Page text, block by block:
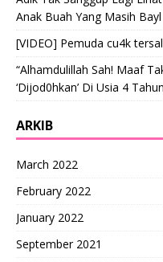
Anak Buah Yang Masih Bayl
[VIDEO] Pemuda cu4k
“Alhamdulillah Sah! Maaf
‘Dijod0hkan’ Di Usia 4 Tahun
ARKIB
March 2022
February 2022
January 2022
September 2021